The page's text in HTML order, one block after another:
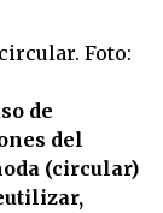
Foto:
de
del
(circular)